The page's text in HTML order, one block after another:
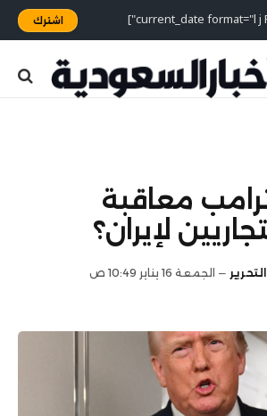
اشترك
ترامب معاقبة
لإيران؟
الجمعة 16 يناير 10:49 ص